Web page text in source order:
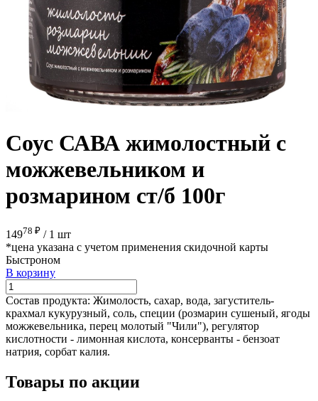
Соус САВА жимолостный с
можжевельником и
розмарином ст/б 100г
14978 ₽ / 1 шт
*цена указана с учетом применения скидочной карты
Быстроном
В корзину
Состав продукта: Жимолость, сахар, вода, загуститель-
крахмал кукурузный, соль, специи (розмарин сушеный, ягоды
можжевельника, перец молотый "Чили"), регулятор
кислотности - лимонная кислота, консерванты - бензоат
натрия, сорбат калия.
Товары по акции